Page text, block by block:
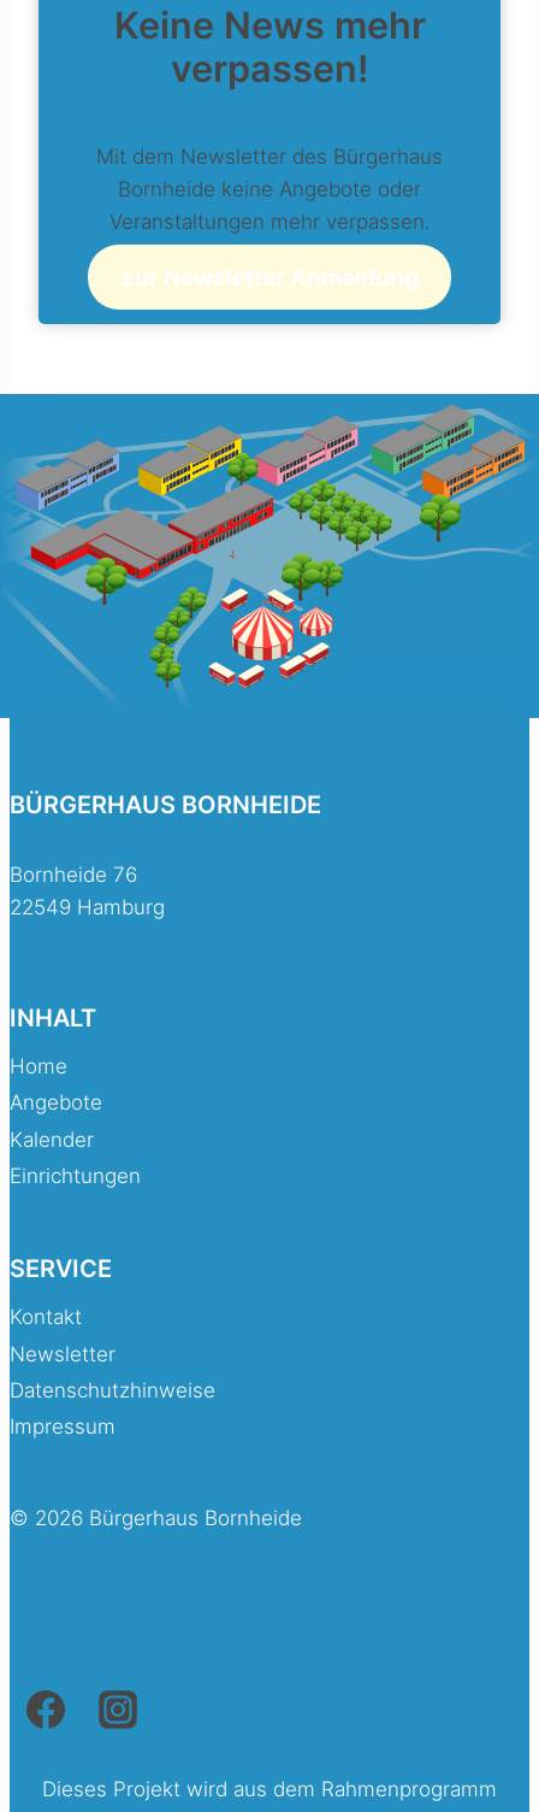
Keine News mehr
verpassen!
Mit dem Newsletter des Bürgerhaus
Bornheide keine Angebote oder
Veranstaltungen mehr verpassen.
zur Newsletter Anmeldung
BÜRGERHAUS BORNHEIDE
Bornheide 76
22549 Hamburg
INHALT
Home
Angebote
Kalender
Einrichtungen
SERVICE
Kontakt
Newsletter
Datenschutzhinweise
Impressum
© 2026 Bürgerhaus Bornheide
Dieses Projekt wird aus dem Rahmenprogramm